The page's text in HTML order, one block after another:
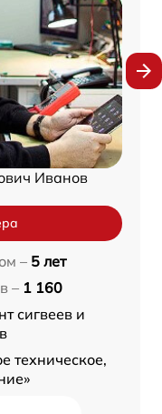
Иванов
– 5 лет
– 1 160
сигвеев и
техническое,